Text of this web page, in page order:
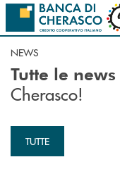
Salta al contenuto principale
NEWS
Tutte le news
Cherasco!
TUTTE